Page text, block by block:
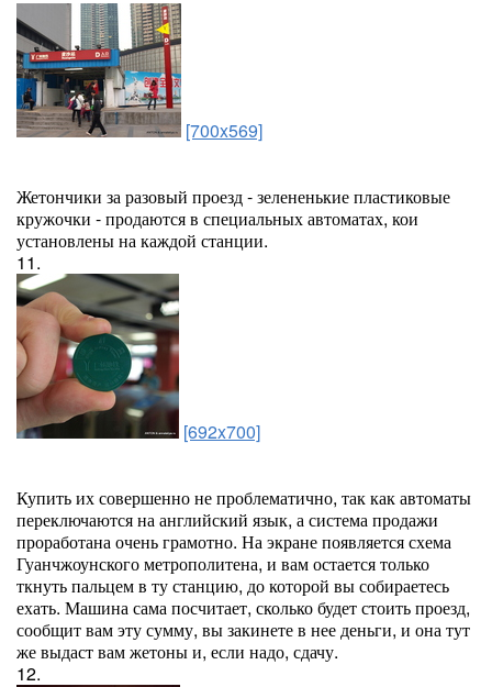
[700x569]
Жетончики за разовый проезд - зелененькие пластиковые
кружочки - продаются в специальных автоматах, кои
установлены на каждой станции.
11.
[692x700]
Купить их совершенно не проблематично, так как автоматы
переключаются на английский язык, а система продажи
проработана очень грамотно. На экране появляется схема
Гуанчжоунского метрополитена, и вам остается только
ткнуть пальцем в ту станцию, до которой вы собираетесь
ехать. Машина сама посчитает, сколько будет стоить проезд,
сообщит вам эту сумму, вы закинете в нее деньги, и она тут
же выдаст вам жетоны и, если надо, сдачу.
12.